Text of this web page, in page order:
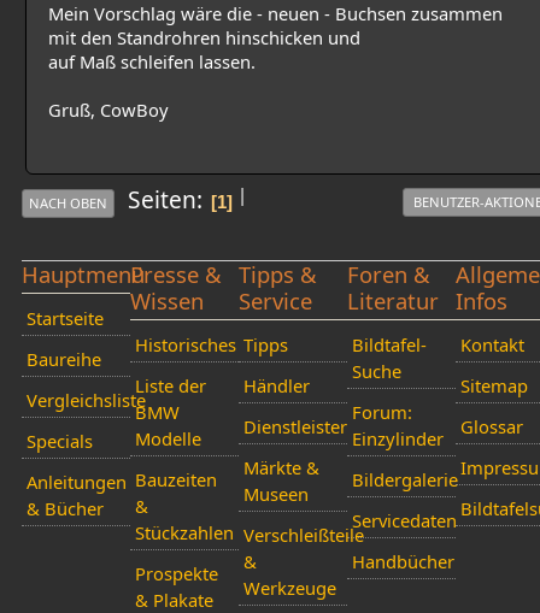
Mein Vorschlag wäre die - neuen - Buchsen zusammen
mit den Standrohren hinschicken und
auf Maß schleifen lassen.
Gruß, CowBoy
|
NACH OBEN Seiten 1 BENUTZER-
Hauptmenü
Startseite
Baureihe
Vergleichsliste
Specials
Anleitungen
& Bücher
Presse &
Wissen
Historisches
Liste der
BMW
Modelle
Bauzeiten
&
Stückzahlen
Prospekte
& Plakate
Tipps &
Service
Tipps
Händler
Dienstleister
Märkte &
Museen
Verschleißteile
&
Werkzeuge
Foren &
Literatur
Bildtafel-
Suche
Forum:
Einzylinder
Bildergalerie
Servicedaten
Handbücher
Infos
Kontakt
Sitemap
Glossar